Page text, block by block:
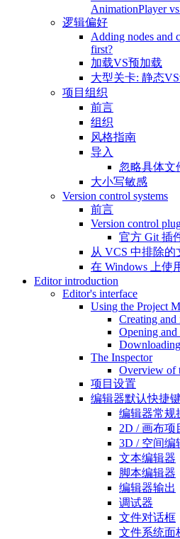
AnimationPlayer
逻辑偏好
Adding nodes and
first?
加载VS预加载
大型关卡: 静态
项目组织
前言
组织
风格指南
导入
忽略具体文
大小写敏感
Version control systems
前言
Version control
官方 Git 插
从 VCS 中排除的
在 Windows 上使
Editor introduction
Editor's interface
Using the Project
Creating
Opening
The Inspector
Overview of
项目设置
编辑器默认快捷
编辑器常规
2D / 画布项
3D / 空间编
文本编辑器
脚本编辑器
编辑器输出
调试器
文件对话框
文件系统面